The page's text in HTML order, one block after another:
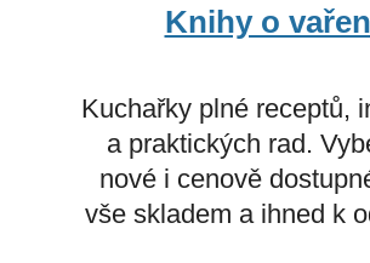
Knihy o
Kuchařky plné receptů,
a praktických rad.
nové i cenově
vše skladem a ihned k